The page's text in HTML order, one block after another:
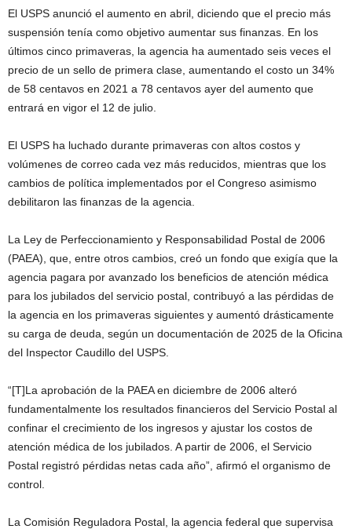
El USPS anunció el aumento en abril, diciendo que el precio más
suspensión tenía como objetivo aumentar sus finanzas. En los
últimos cinco primaveras, la agencia ha aumentado seis veces el
precio de un sello de primera clase, aumentando el costo un 34%
de 58 centavos en 2021 a 78 centavos ayer del aumento que
entrará en vigor el 12 de julio.
El USPS ha luchado durante primaveras con altos costos y
volúmenes de correo cada vez más reducidos, mientras que los
cambios de política implementados por el Congreso asimismo
debilitaron las finanzas de la agencia.
La Ley de Perfeccionamiento y Responsabilidad Postal de 2006
(PAEA), que, entre otros cambios, creó un fondo que exigía que la
agencia pagara por avanzado los beneficios de atención médica
para los jubilados del servicio postal, contribuyó a las pérdidas de
la agencia en los primaveras siguientes y aumentó drásticamente
su carga de deuda, según un documentación de 2025 de la Oficina
del Inspector Caudillo del USPS.
“[T]La aprobación de la PAEA en diciembre de 2006 alteró
fundamentalmente los resultados financieros del Servicio Postal al
confinar el crecimiento de los ingresos y ajustar los costos de
atención médica de los jubilados. A partir de 2006, el Servicio
Postal registró pérdidas netas cada año”, afirmó el organismo de
control.
La Comisión Reguladora Postal, la agencia federal que supervisa